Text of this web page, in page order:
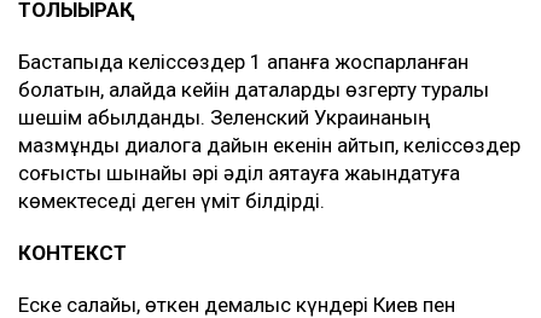
ТОЛЫҒЫРАҚ
Бастапқыда келіссөздер 1 ақпанға жоспарланған
болатын, алайда кейін даталарды өзгерту туралы
шешім қабылданды. Зеленский Украинаның
мазмұнды диалогқа дайын екенін айтып, келіссөздер
соғысты шынайы әрі әділ аяқтауға жақындатуға
көмектеседі деген үміт білдірді.
КОНТЕКСТ
Еске салайық, өткен демалыс күндері Киев пен